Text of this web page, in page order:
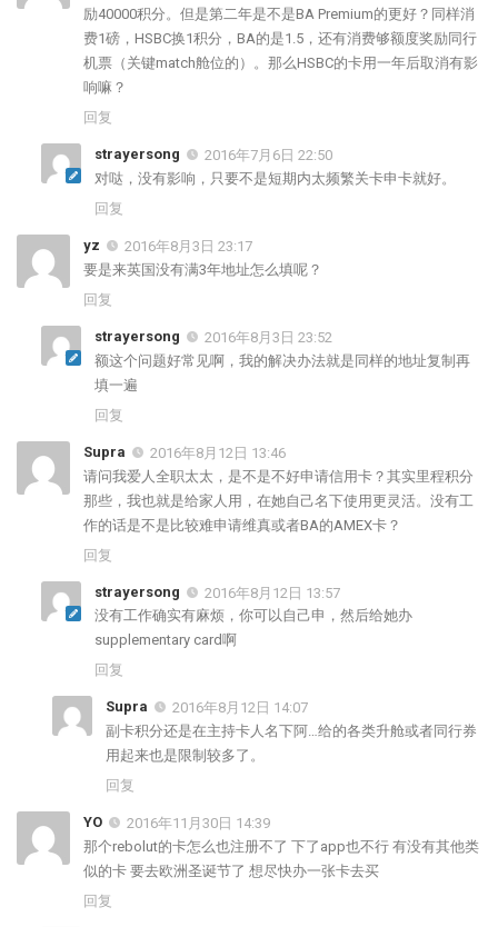
励40000积分。但是第二年是不是BA Premium的更好？同样消
费1磅，HSBC换1积分，BA的是1.5，还有消费够额度奖励同行
机票（关键match舱位的）。那么HSBC的卡用一年后取消有影
响嘛？
回复
strayersong
2016年7月6日 22:50
对哒，没有影响，只要不是短期内太频繁关卡申卡就好。
回复
yz
2016年8月3日 23:17
要是来英国没有满3年地址怎么填呢？
回复
strayersong
2016年8月3日 23:52
额这个问题好常见啊，我的解决办法就是同样的地址复制再
填一遍
回复
Supra
2016年8月12日 13:46
请问我爱人全职太太，是不是不好申请信用卡？其实里程积分
那些，我也就是给家人用，在她自己名下使用更灵活。没有工
作的话是不是比较难申请维真或者BA的AMEX卡？
回复
strayersong
2016年8月12日 13:57
没有工作确实有麻烦，你可以自己申，然后给她办
supplementary card啊
回复
Supra
2016年8月12日 14:07
副卡积分还是在主持卡人名下阿…给的各类升舱或者同行券
用起来也是限制较多了。
回复
YO
2016年11月30日 14:39
那个rebolut的卡怎么也注册不了 下了app也不行 有没有其他类
似的卡 要去欧洲圣诞节了 想尽快办一张卡去买
回复